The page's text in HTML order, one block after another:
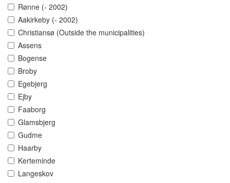
Rønne (- 2002)
Aakirkeby (- 2002)
Christiansø (Outside the municipalities)
Assens
Bogense
Broby
Egebjerg
Ejby
Faaborg
Glamsbjerg
Gudme
Haarby
Kerteminde
Langeskov